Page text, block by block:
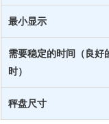
最小显示
需要稳定的时间（良好
时）
秤盘尺寸